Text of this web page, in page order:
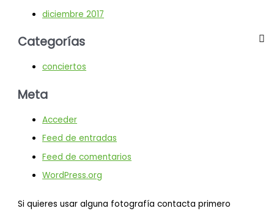
diciembre 2017
Categorías
conciertos
Meta
Acceder
Feed de entradas
Feed de comentarios
WordPress.org
Si quieres usar alguna fotografía contacta primero